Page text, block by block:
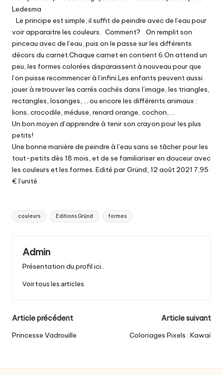
Ledesma
Le principe est simple, il suffit de peindre avec de l’eau pour
voir apparaitre les couleurs. Comment? On remplit son
pinceau avec de l’eau, puis on le passe sur les différents
décors du carnet.Chaque carnet en contient 6.On attend un
peu, les formes colorées disparaissent à nouveau pour que
l’on puisse recommencer à l’infini.Les enfants peuvent aussi
jouer à retrouver les carrés cachés dans l’image, les triangles,
rectangles, losanges, … ou encore les différents animaux :
lions, crocodile, méduse, renard orange, cochon, …
Un bon moyen d’apprendre à tenir son crayon pour les plus
petits!
Une bonne manière de peindre à l’eau sans se tâcher pour les
tout-petits dès 18 mois, et de se familiariser en douceur avec
les couleurs et les formes. Edité par Gründ, 12 août 2021 7,95
€ l’unité
Tags:
couleurs Editions Gründ formes
Admin
Présentation du profil ici..
Voir tous les articles
Post
navigation
Article précédent
Princesse Vadrouille
Article suivant
Coloriages Pixels : Kawaï